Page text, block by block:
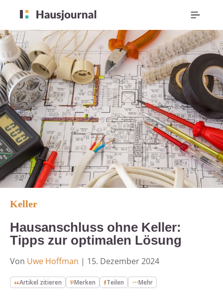
Keller
Hausanschluss ohne Keller:
Tipps zur optimalen Lösung
Von Uwe Hoffman | 15. Dezember 2024
Artikel zitieren Merken Teilen Mehr